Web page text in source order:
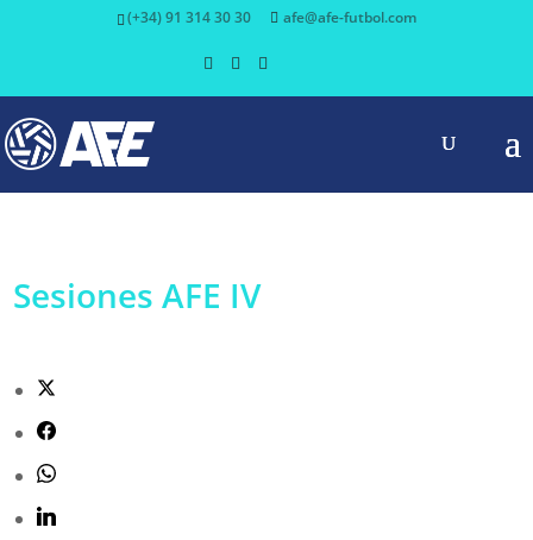
(+34) 91 314 30 30 afe@afe-futbol.com
Sesiones AFE IV